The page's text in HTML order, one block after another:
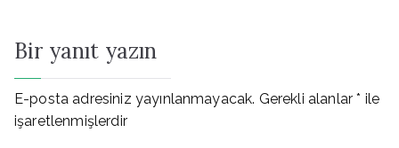
Bir yanıt yazın
E-posta adresiniz yayınlanmayacak. Gerekli alanlar* ile
işaretlenmişlerdir